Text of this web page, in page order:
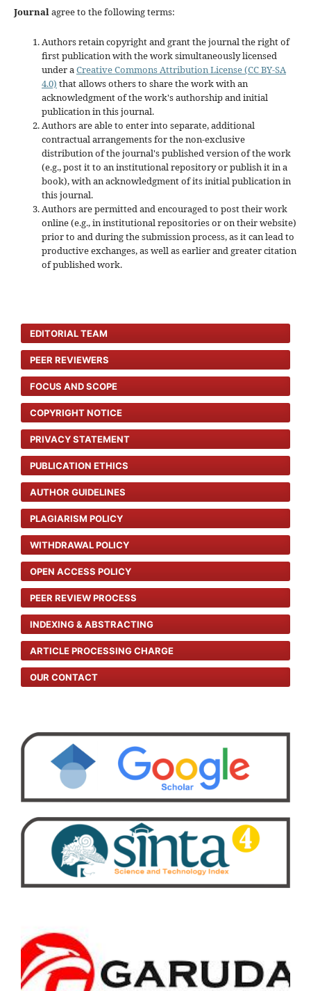
Journalagree to the following terms:
Authors retain copyright and grant the journal the right of
first publication with the work simultaneously licensed
under aCreative Commons Attribution License (CC BY-SA
4.0) that allows others to share the work with an
acknowledgment of the work's authorship and initial
publication in this journal.
Authors are able to enter into separate, additional
contractual arrangements for the non-exclusive
distribution of the journal's published version of the work
(e.g., post it to an institutional repository or publish it in a
book), with an acknowledgment of its initial publication in
this journal.
Authors are permitted and encouraged to post their work
online (e.g., in institutional repositories or on their website)
prior to and during the submission process, as it can lead to
productive exchanges, as well as earlier and greater citation
of published work.
EDITORIAL TEAM
PEER REVIEWERS
FOCUS AND SCOPE
COPYRIGHT NOTICE
PRIVACY STATEMENT
PUBLICATION ETHICS
AUTHOR GUIDELINES
PLAGIARISM POLICY
WITHDRAWAL POLICY
OPEN ACCESS POLICY
PEER REVIEW PROCESS
INDEXING & ABSTRACTING
ARTICLE PROCESSING CHARGE
OUR CONTACT